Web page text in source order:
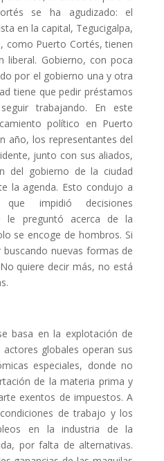
se ha agudizado: el
en la capital, Tegucigalpa,
como Puerto Cortés, tienen
liberal. Gobierno, con poca
por el gobierno una y otra
tiene que pedir préstamos
trabajando. En este
político en Puerto
año, los representantes del
junto con sus aliados,
del gobierno de la ciudad
la agenda. Esto condujo a
impidió decisiones
le preguntó acerca de la
se encoge de hombros. Si
nuevas formas de
quiere decir más, no está
basa en la explotación de
globales operan sus
especiales, donde no
de la materia prima y
exentos de impuestos. A
de trabajo y los
en la industria de la
por falta de alternativas.